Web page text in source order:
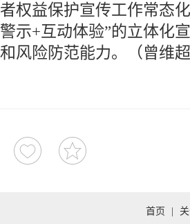
者权益保护宣传工作常态
警示+互动体验”的立体化
和风险防范能力。（曾维超
首页